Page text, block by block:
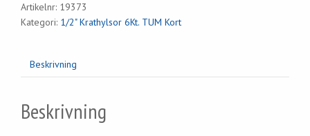
7/16"
6Kt.
Artikelnr: 19373
Kategori: 1/2" Krathylsor 6Kt. TUM Kort
Beskrivning
Beskrivning